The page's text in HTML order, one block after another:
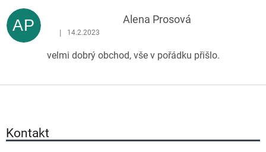
p
i
d
c
e
AP Alena Prosová
Hodnocení produktu je 5 z 5 hvězdiček.
| 14.2.2023
velmi dobrý obchod, vše v pořádku přišlo.
Kontakt